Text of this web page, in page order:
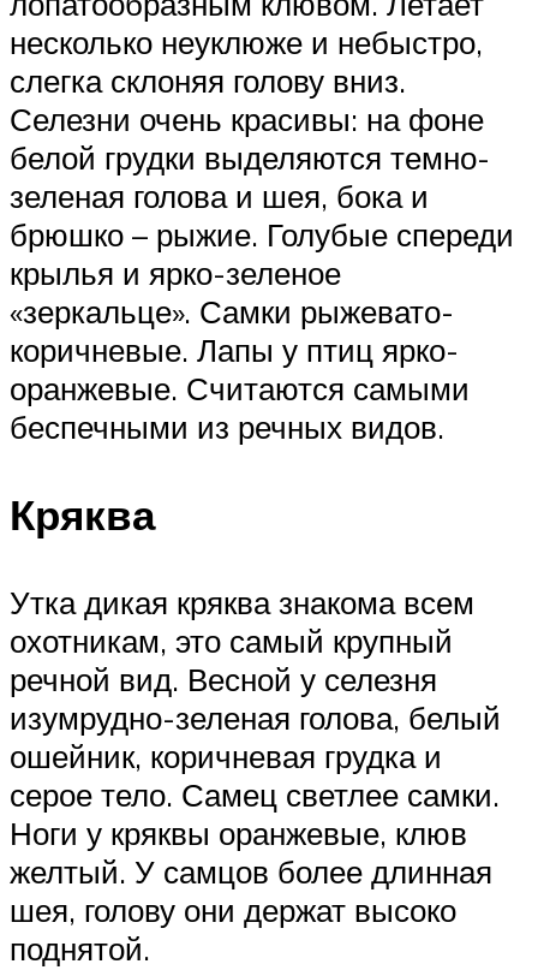
несколько неуклюже и небыстро,
слегка склоняя голову вниз.
Селезни очень красивы: на фоне
белой грудки выделяются темно-
зеленая голова и шея, бока и
брюшко – рыжие. Голубые спереди
крылья и ярко-зеленое
«зеркальце». Самки рыжевато-
коричневые. Лапы у птиц ярко-
оранжевые. Считаются самыми
беспечными из речных видов.
Кряква
Утка дикая кряква знакома всем
охотникам, это самый крупный
речной вид. Весной у селезня
изумрудно-зеленая голова, белый
ошейник, коричневая грудка и
серое тело. Самец светлее самки.
Ноги у кряквы оранжевые, клюв
желтый. У самцов более длинная
шея, голову они держат высоко
поднятой.